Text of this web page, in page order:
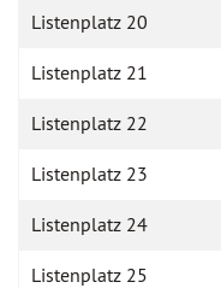
Listenplatz 20
Listenplatz 21
Listenplatz 22
Listenplatz 23
Listenplatz 24
Listenplatz 25